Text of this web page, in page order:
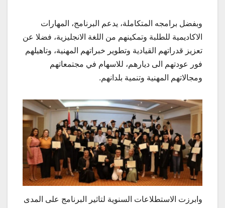
وبفضل برامجه المتكاملة، يدعم البرنامج، المهارات
الاكاديمية للطلبة وتمكينهم من اللغة الانجليزية، فضلا عن
تعزيز قدراتهم القيادية وتطوير خبراتهم المهنية، وتاهيلهم
فور عودتهم الى ديارهم، للاسهام في مجتمعاتهم
ومجالاتهم المهنية وتنمية بلدانهم.
وابرزت الاستطلاعات السنوية لتاثير البرنامج على المدى